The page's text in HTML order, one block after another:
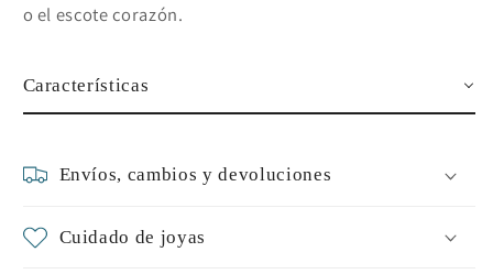
o el escote corazón.
Características
Envíos, cambios y devoluciones
Cuidado de joyas